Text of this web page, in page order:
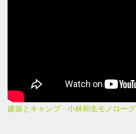
建築とキャンプ – 小林和生モノローグ